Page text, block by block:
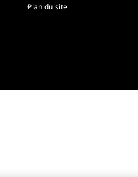
Plan du site